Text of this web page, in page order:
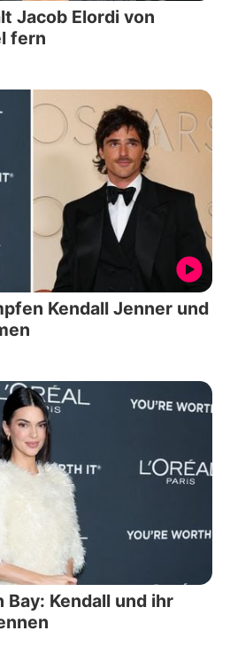
Jacob Elordi von
fern
Kendall Jenner und
Bay: Kendall und ihr